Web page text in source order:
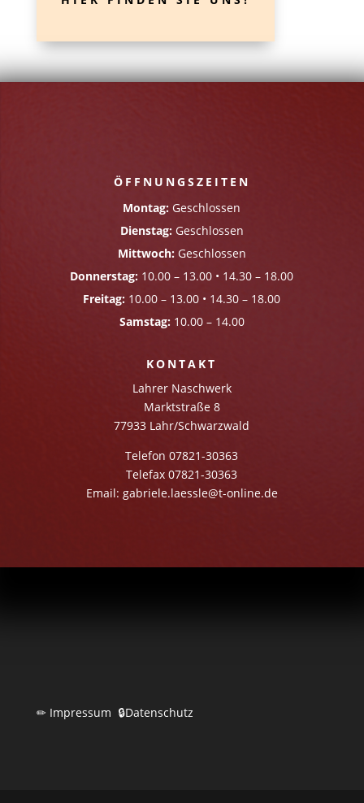
ÖFFNUNGSZEITEN
Montag: Geschlossen
Dienstag:Geschlossen
Mittwoch:Geschlossen
Donnerstag: 10.00 – 13.00 • 14.30 – 18.00
Freitag: 10.00 – 13.00 • 14.30 – 18.00
Samstag:10.00 – 14.00
KONTAKT
Lahrer Naschwerk
Marktstraße 8
77933 Lahr/Schwarzwald
Telefon 07821-30363
Telefax 07821-30363
Email: gabriele.laessle@t-online.de
✏ Impressum 🔒Datenschutz